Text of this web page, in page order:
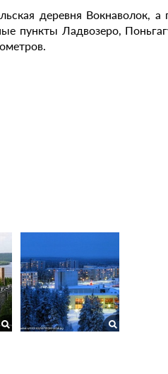
деревня Вокнаволок, а
пункты Ладвозеро,